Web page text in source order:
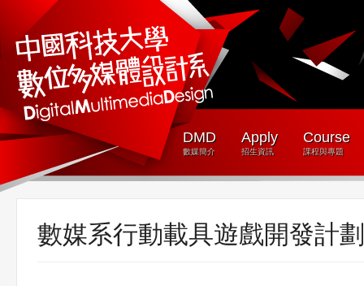
DMD
數媒簡介
Apply
招生資訊
Course
課程與專題
數媒系行動載具遊戲開發計劃